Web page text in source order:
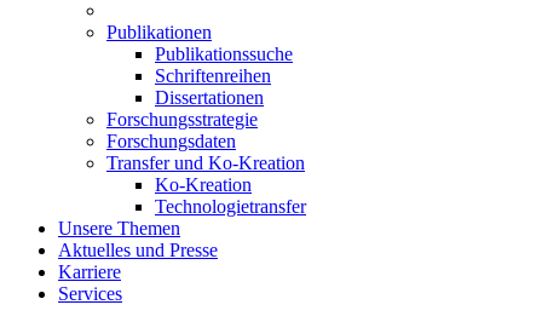
Publikationen
Publikationssuche
Schriftenreihen
Dissertationen
Forschungsstrategie
Forschungsdaten
Transfer und Ko-Kreation
Ko-Kreation
Technologietransfer
Unsere Themen
Aktuelles und Presse
Karriere
Services